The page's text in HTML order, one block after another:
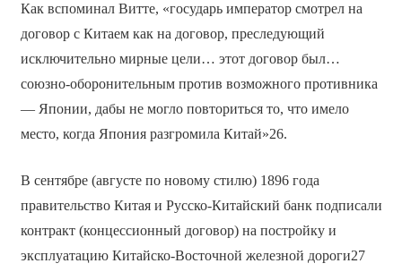
Как вспоминал Витте, «государь император смотрел на
договор с Китаем как на договор, преследующий
исключительно мирные цели… этот договор был…
союзно-оборонительным против возможного противника
— Японии, дабы не могло повториться то, что имело
место, когда Япония разгромила Китай»26.
В сентябре (августе по новому стилю) 1896 года
правительство Китая и Русско-Китайский банк подписали
контракт (концессионный договор) на постройку и
эксплуатацию Китайско-Восточной железной дороги27